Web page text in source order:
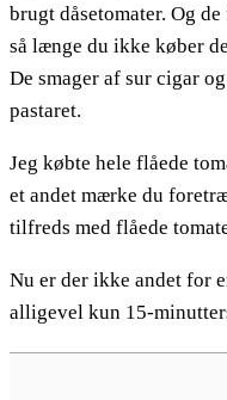
brugt dåsetomater. Og
så længe du ikke køber
De smager af sur cigar
pastaret.
Jeg købte hele flåede
et andet mærke du
tilfreds med flåede
Nu er der ikke andet for
alligevel kun 15-